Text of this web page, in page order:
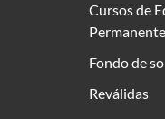
Cursos de
Permanente
Fondo de
Reválidas